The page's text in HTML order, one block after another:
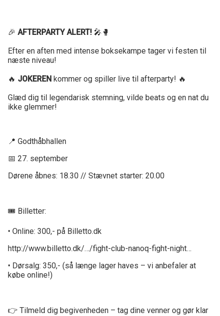
🎉 AFTERPARTY ALERT! 🎤🥊
Efter en aften med intense boksekampe tager vi festen til
næste niveau!
🔥 JOKEREN kommer og spiller live til afterparty! 🔥
Glæd dig til legendarisk stemning, vilde beats og en nat du
ikke glemmer!
📍 Godthåbhallen
📅 27. september
Dørene åbnes: 18.30 // Stævnet starter: 20.00
🎟️ Billetter:
• Online: 300,- på Billetto.dk
http://www.billetto.dk/…/fight-club-nanoq-fight-night…
• Dørsalg: 350,- (så længe lager haves – vi anbefaler at
købe online!)
👉 Tilmeld dig begivenheden – tag dine venner og gør klar